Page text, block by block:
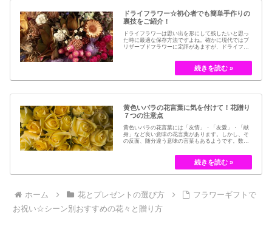
ドライフラワー☆初心者でも簡単手作りの
裏技をご紹介！
ドライフラワーは思い出を形にして残したいと思っ
た時に最適な保存方法ですよね。確かに現代ではブ
リザーブドフラワーに定評があますが、ドライフラ
とつです。結婚式のブーケなどに使われた花など、
今では押し花のサービスが有名ですが、昔はドライ
フラワーでも保存されてきました。30代以降の…
黄色いバラの花言葉に気を付けて！花贈り
７つの注意点
黄色いバラの花言葉には「友情」・「友愛」・「献
身」など良い意味の花言葉があります。しかし、そ
の反面、随分違う意味の言葉もあるようです。数多
ローズである「ハイブリット・ティー」の中には、
黄色のバラというのは、存在していませんでした。
しかし、フランスの園芸家ジョセフ・ペルネ＝デ…
ホーム 花とプレゼントの選び方
フラワーギフトで
お祝い☆シーン別おすすめの花々と贈り方